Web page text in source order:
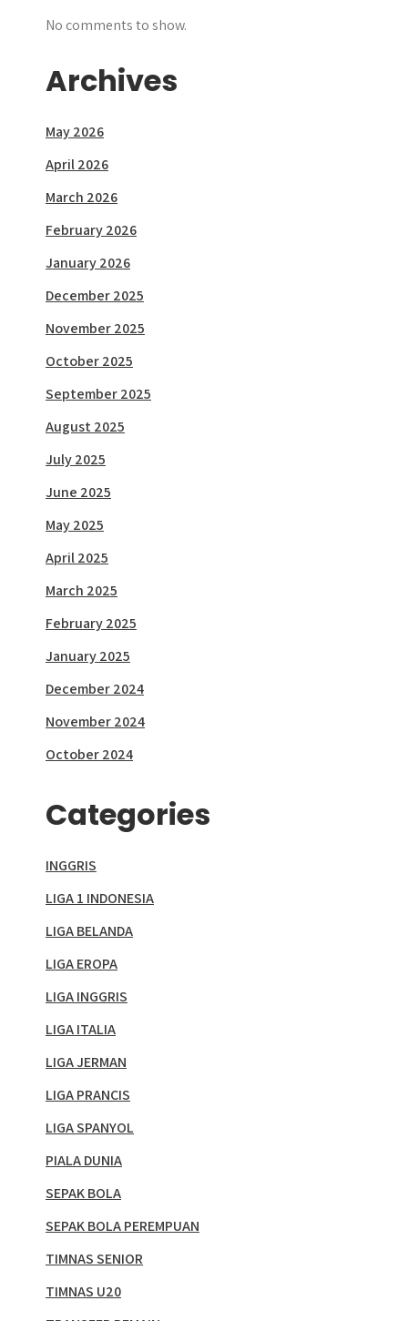
No comments to show.
Archives
May 2026
April 2026
March 2026
February 2026
January 2026
December 2025
November 2025
October 2025
September 2025
August 2025
July 2025
June 2025
May 2025
April 2025
March 2025
February 2025
January 2025
December 2024
November 2024
October 2024
Categories
INGGRIS
LIGA 1 INDONESIA
LIGA BELANDA
LIGA EROPA
LIGA INGGRIS
LIGA ITALIA
LIGA JERMAN
LIGA PRANCIS
LIGA SPANYOL
PIALA DUNIA
SEPAK BOLA
SEPAK BOLA PEREMPUAN
TIMNAS SENIOR
TIMNAS U20